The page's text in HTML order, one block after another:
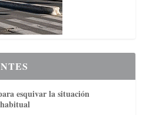
esquivar la situación